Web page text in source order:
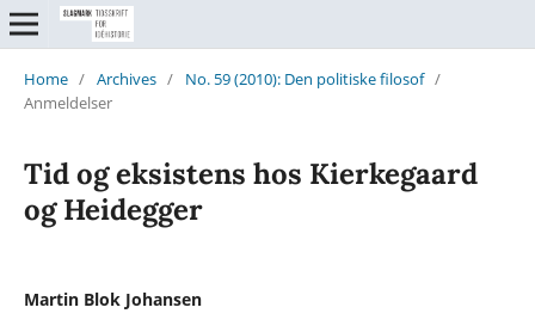
Home / Archives / No. 59 (2010): Den politiske filosof /
Anmeldelser
Tid og eksistens hos Kierkegaard
og Heidegger
Martin Blok Johansen